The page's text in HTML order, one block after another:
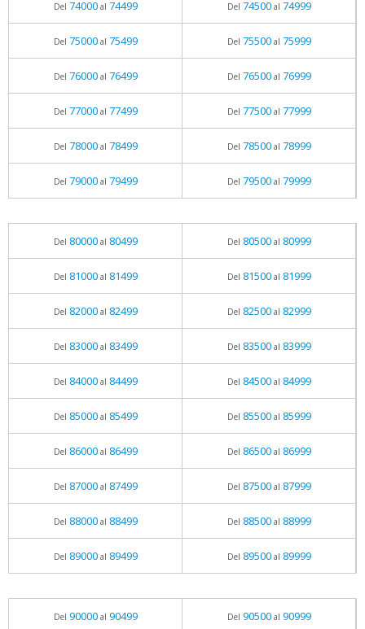
Del 74000al 74499 Del 74500al 74999
Del 75000al 75499 Del 75500al 75999
Del 76000al 76499 Del 76500al 76999
Del 77000al 77499 Del 77500al 77999
Del 78000al 78499 Del 78500al 78999
Del 79000al 79499 Del 79500al 79999
Del 80000al 80499 Del 80500al 80999
Del 81000al 81499 Del 81500al 81999
Del 82000al 82499 Del 82500al 82999
Del 83000al 83499 Del 83500al 83999
Del 84000al 84499 Del 84500al 84999
Del 85000al 85499 Del 85500al 85999
Del 86000al 86499 Del 86500al 86999
Del 87000al 87499 Del 87500al 87999
Del 88000al 88499 Del 88500al 88999
Del 89000al 89499 Del 89500al 89999
Del 90000al 90499 Del 90500al 90999